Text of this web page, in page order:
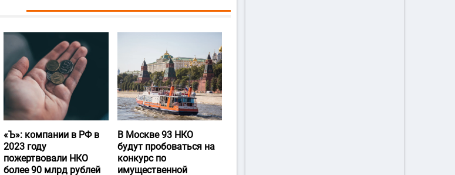
«Ъ‎»: компании в РФ в
2023 году
пожертвовали НКО
более 90 млрд рублей
В Москве 93 НКО
будут пробоваться на
конкурс по
имущественной